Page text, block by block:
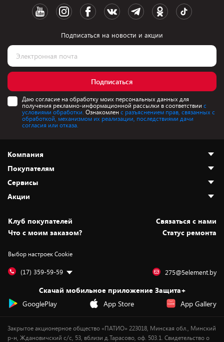
Подписаться на новости и акции
Подписаться
Даю согласие на обработку моих персональных данных для
получения рекламно-информационной рассылки в соответствии с
условиями обработки. Ознакомлен с разъяснением прав, связанных с
обработкой, механизмом их реализации, последствиями дачи
согласия или отказа.
Компания
О нас
Адреса магазинов
Новости
Статьи и обзоры
Вакансии
Дай пять добру!
Покупателям
Как сделать заказ
Оплата и доставка
Безналичный расчёт
Обмен и возврат товара
Обработка персональных данных
Подарочные карты
Сервисы
Установка техники
Для игровых консолей
Для мобильных устройств
Для компьютеров
Сервисные центры
Акции
Скидки и промокоды
Белорусские товары
Бонусы
Оплата частями
Уценка
Клуб покупателей
Cвязаться с нами
Что с моим заказом?
Статус ремонта
Выбор настроек Cookie
(17) 359-59-59 275@5element.by
Скачай мобильное приложение Защита+
GooglePlay
App Store App Gallery
Закрытое акционерное общество «ПАТИО» 223018, Минская обл., Минский
р-н, Ждановичский с/с, 53, вблизи д.Тарасово, оф. 503.1. Свидетельство о